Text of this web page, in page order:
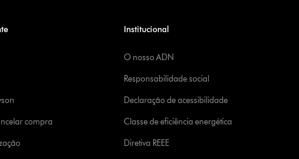
compra
Institucional
O nosso ADN
Responsabilidade social
Declaração de acessibilidade
Classe de eficiência energética
Diretiva REEE